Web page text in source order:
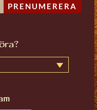
PRENUMERERA